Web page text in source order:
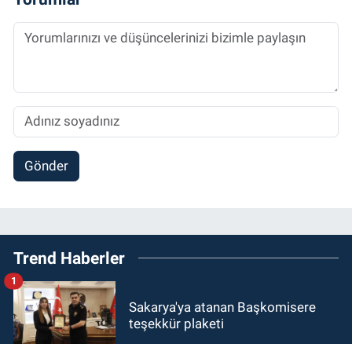
Gönder
Trend Haberler
Sakarya'ya atanan Başkomisere
teşekkür plaketi
1